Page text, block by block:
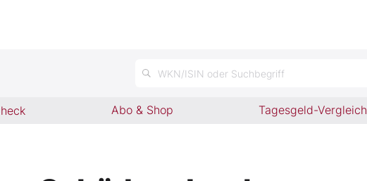
WKN/ISIN oder Suchbegriff
Abo & Shop Tagesgeld-Vergleich